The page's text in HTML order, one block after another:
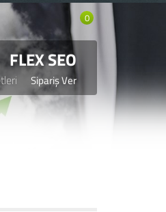
0
FLEX SEO
Sipariş Ver